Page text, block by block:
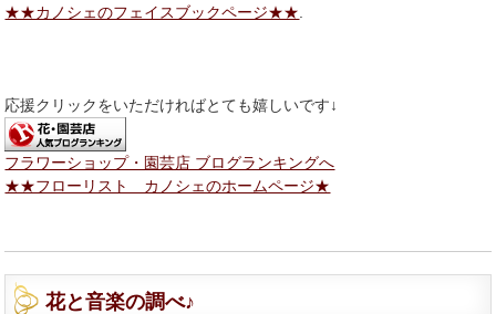
★★カノシェのフェイスブックページ★★
応援クリックをいただければとても嬉しいです↓
フラワーショップ・園芸店 ブログランキングへ
★★フローリスト カノシェのホームページ★
花と音楽の調べ♪